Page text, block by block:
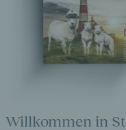
Willkommen in